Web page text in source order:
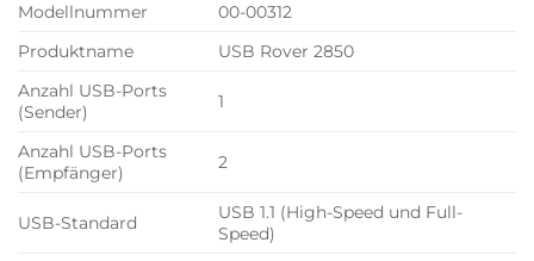
Modellnummer
00-00312
Produktname
USB Rover 2850
Anzahl USB-Ports
(Sender)
1
Anzahl USB-Ports
(Empfänger)
2
USB-Standard
USB 1.1 (High-Speed und Full-
Speed)